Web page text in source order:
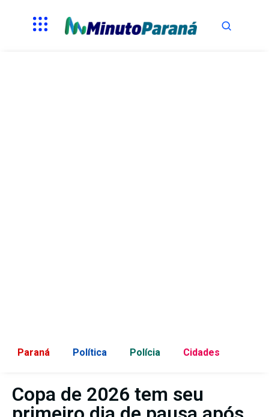
Paraná Política Polícia Cidades
Copa de 2026 tem seu